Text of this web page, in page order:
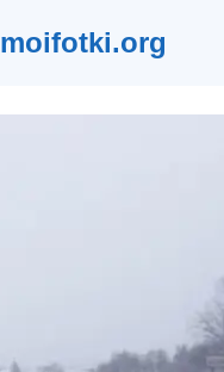
moifotki.org